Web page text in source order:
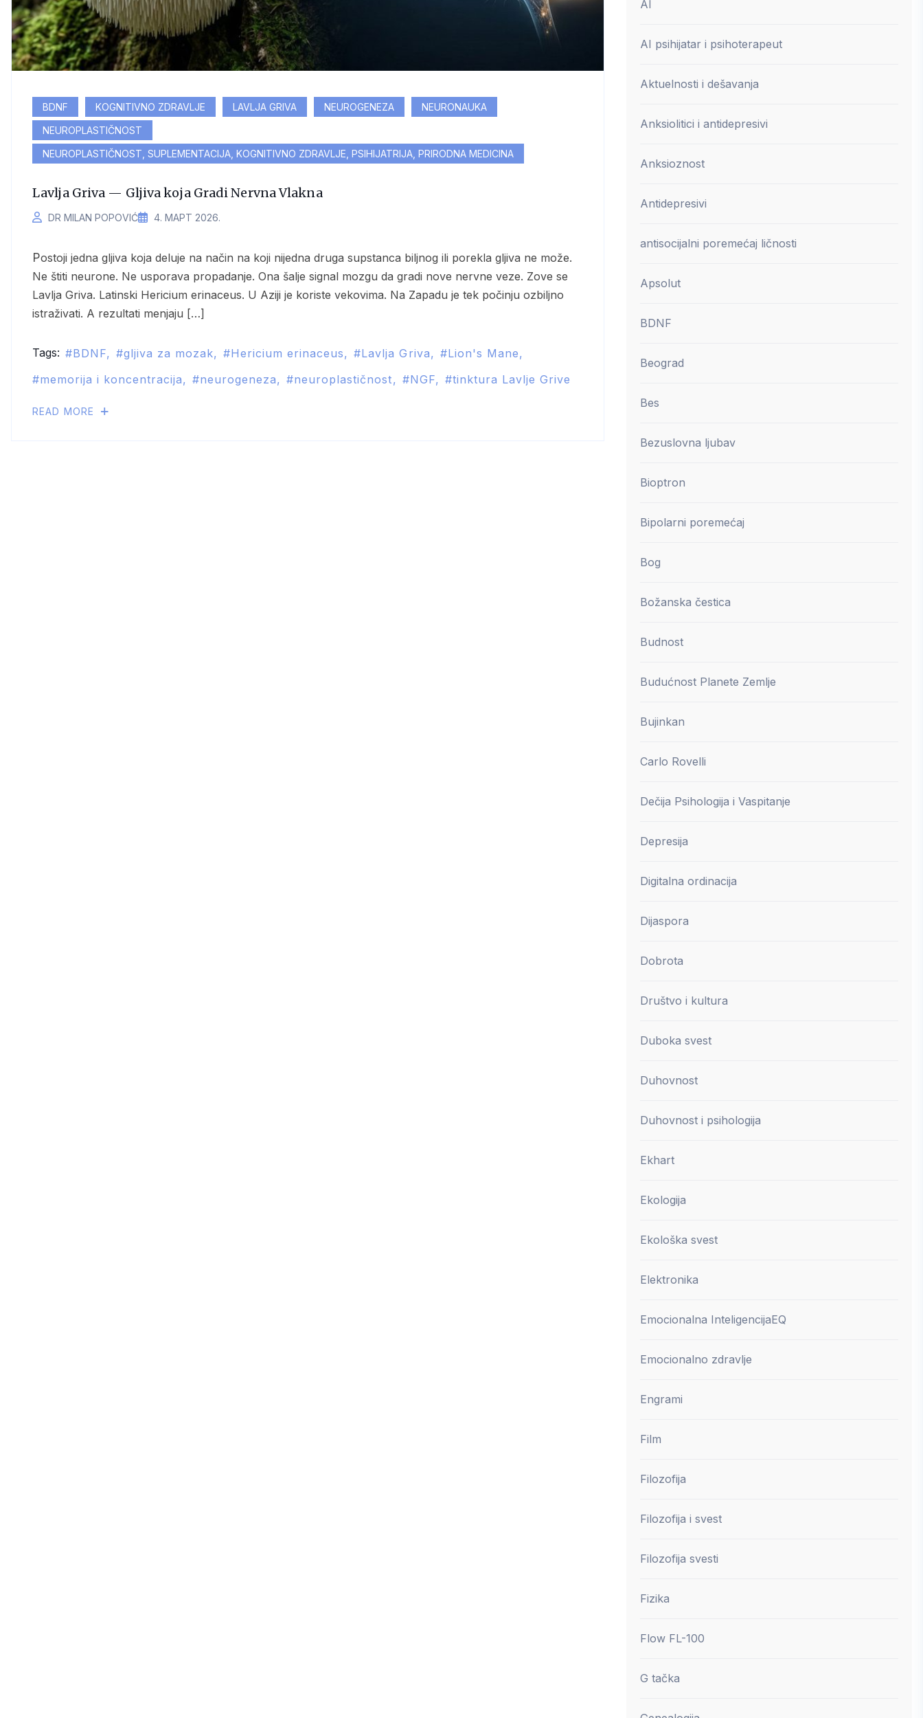
BDNF KOGNITIVNO ZDRAVLJE LAVLJA GRIVA NEUROGENEZA
NEURONAUKA
NEUROPLASTIČNOST
NEUROPLASTIČNOST, SUPLEMENTACIJA, KOGNITIVNO ZDRAVLJE, PSIHIJATRIJA, PRIRODNA MEDICINA
Lavlja Griva — Gljiva koja Gradi Nervna Vlakna
DR MILAN POPOVIĆ 4. МАРТ 2026.
Postoji jedna gljiva koja deluje na način na koji nijedna druga supstanca biljnog ili porekla gljiva ne može.
Ne štiti neurone. Ne usporava propadanje. Ona šalje signal mozgu da gradi nove nervne veze. Zove se
Lavlja Griva. Latinski Hericium erinaceus. U Aziji je koriste vekovima. Na Zapadu je tek počinju ozbiljno
istraživati. A rezultati menjaju […]
Tags: BDNF gljiva za mozak Hericium erinaceus Lavlja Griva
Lion's Mane
memorija i koncentracija
neurogeneza neuroplastičnost NGF tinktura Lavlje Grive
READ MORE
AI
AI psihijatar i psihoterapeut
Aktuelnosti i dešavanja
Anksiolitici i antidepresivi
Anksioznost
Antidepresivi
antisocijalni poremećaj ličnosti
Apsolut
BDNF
Beograd
Bes
Bezuslovna ljubav
Bioptron
Bipolarni poremećaj
Bog
Božanska čestica
Budnost
Budućnost Planete Zemlje
Bujinkan
Carlo Rovelli
Dečija Psihologija i Vaspitanje
Depresija
Digitalna ordinacija
Dijaspora
Dobrota
Društvo i kultura
Duboka svest
Duhovnost
Duhovnost i psihologija
Ekhart
Ekologija
Ekološka svest
Elektronika
Emocionalna InteligencijaEQ
Emocionalno zdravlje
Engrami
Film
Filozofija
Filozofija i svest
Filozofija svesti
Fizika
Flow FL-100
G tačka